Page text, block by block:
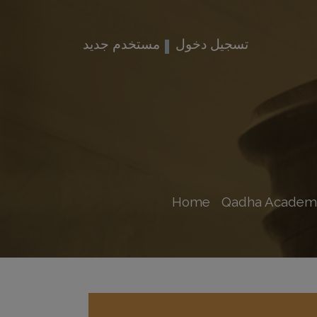
مستخدم جديد تسجيل دخول
Home Qadha